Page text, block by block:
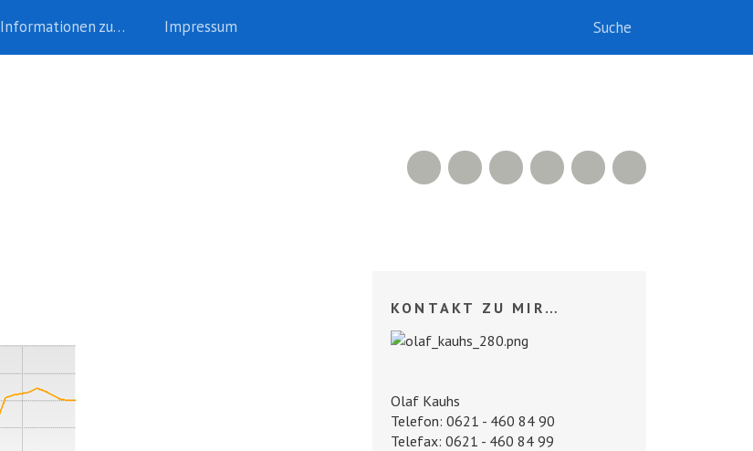
Informationen zu… Impressum
Facebook
500px
LinkedIn
Xing
RSS Feed
KONTAKT ZU MIR…
Olaf Kauhs
Telefon: 0621 - 460 84 90
Telefax: 0621 - 460 84 99